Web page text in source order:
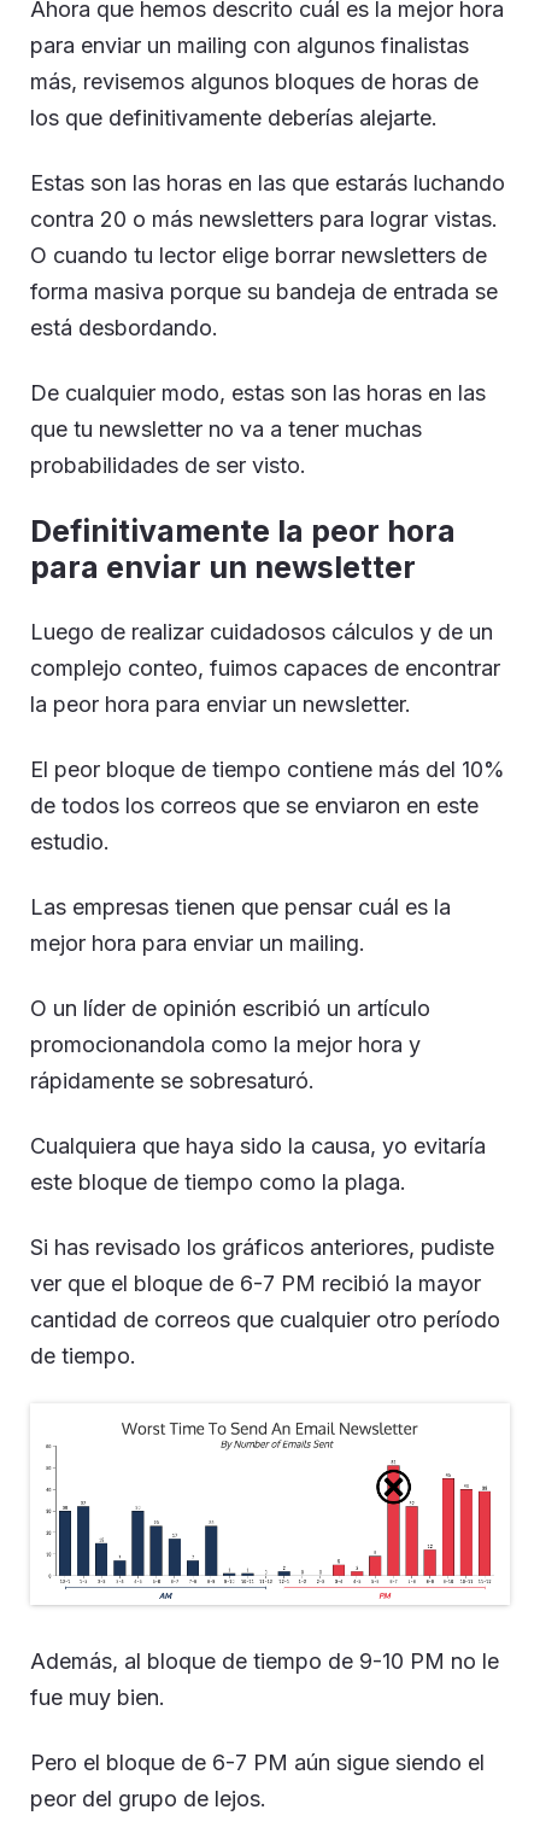
Ahora que hemos descrito cuál es la mejor hora
para enviar un mailing con algunos finalistas
más, revisemos algunos bloques de horas de
los que definitivamente deberías alejarte.
Estas son las horas en las que estarás luchando
contra 20 o más newsletters para lograr vistas.
O cuando tu lector elige borrar newsletters de
forma masiva porque su bandeja de entrada se
está desbordando.
De cualquier modo, estas son las horas en las
que tu newsletter no va a tener muchas
probabilidades de ser visto.
Definitivamente la peor hora
para enviar un newsletter
Luego de realizar cuidadosos cálculos y de un
complejo conteo, fuimos capaces de encontrar
la peor hora para enviar un newsletter.
El peor bloque de tiempo contiene más del 10%
de todos los correos que se enviaron en este
estudio.
Las empresas tienen que pensar cuál es la
mejor hora para enviar un mailing.
O un líder de opinión escribió un artículo
promocionandola como la mejor hora y
rápidamente se sobresaturó.
Cualquiera que haya sido la causa, yo evitaría
este bloque de tiempo como la plaga.
Si has revisado los gráficos anteriores, pudiste
ver que el bloque de 6-7 PM recibió la mayor
cantidad de correos que cualquier otro período
de tiempo.
Además, al bloque de tiempo de 9-10 PM no le
fue muy bien.
Pero el bloque de 6-7 PM aún sigue siendo el
peor del grupo de lejos.